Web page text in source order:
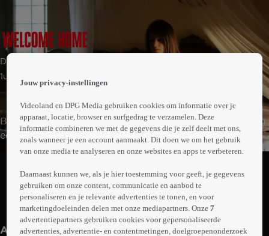
Drama | Thriller
1uur33min
Bryan en Cassie besluiten hun opgebrande huwelijk nog
een kans te geven door een romantische villa op het
Italiaanse platteland te huren. Cassies aandacht wordt
buurman Federico, door wie Bryan zich bedreigd voelt.
Federico maakt gretig gebruik van Bryans jaloezie om
Cassie in te pakken en speelt de twee tegen elkaar uit.
Abonneren op Videoland
Meer
info
Anderen kijken ook
Jouw privacy-instellingen
Videoland en DPG Media gebruiken cookies om informatie over je
apparaat, locatie, browser en surfgedrag te verzamelen. Deze
informatie combineren we met de gegevens die je zelf deelt met ons,
zoals wanneer je een account aanmaakt. Dit doen we om het gebruik
van onze media te analyseren en onze websites en apps te verbeteren.
Daarnaast kunnen we, als je hier toestemming voor geeft, je gegevens
gebruiken om onze content, communicatie en aanbod te
personaliseren en je relevante advertenties te tonen, en voor
marketingdoeleinden delen met onze mediapartners. Onze7
advertentiepartners gebruiken cookies voor gepersonaliseerde
advertenties, advertentie- en contentmetingen, doelgroepenonderzoek